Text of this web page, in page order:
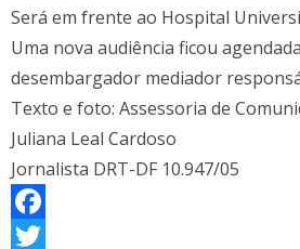
Será em frente ao Hospital
Uma nova audiência ficou
desembargador mediador
Texto e foto: Assessoria de
Juliana Leal Cardoso
Jornalista DRT-DF 10.947/05
F